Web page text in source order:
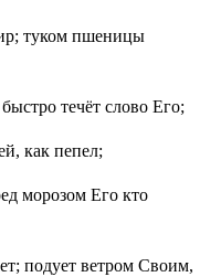
туком пшеницы
течёт слово Его;
как пепел;
морозом Его кто
подует ветром Своим,